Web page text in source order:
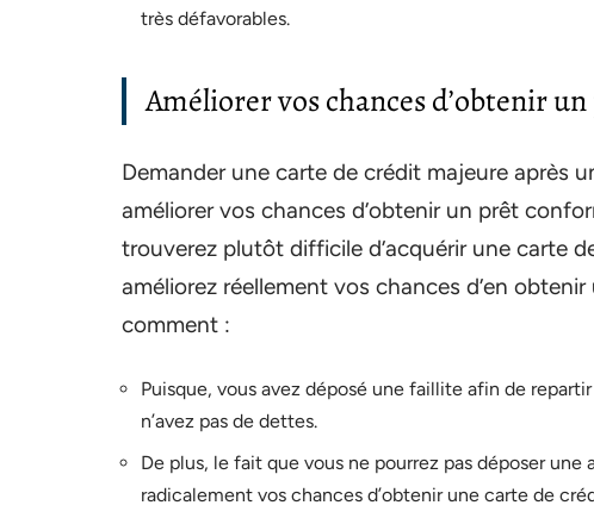
très défavorables.
Améliorer vos chances d’obtenir
Demander une carte de crédit majeure après
améliorer vos chances d’obtenir un prêt
trouverez plutôt difficile d’acquérir une carte
améliorez réellement vos chances d’en
comment :
Puisque, vous avez déposé une faillite afin de
n’avez pas de dettes.
De plus, le fait que vous ne pourrez pas déposer
radicalement vos chances d’obtenir une carte de